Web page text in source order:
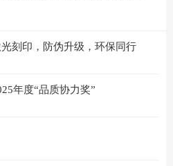
刻印，防伪升级，环保同行
年度“品质协力奖”